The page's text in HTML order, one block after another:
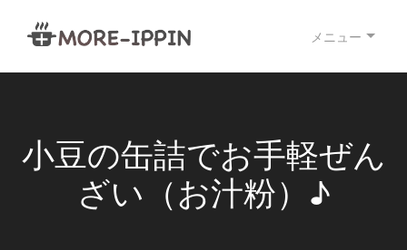
メニュー
小豆の缶詰でお手軽ぜん
ざい（お汁粉）♪